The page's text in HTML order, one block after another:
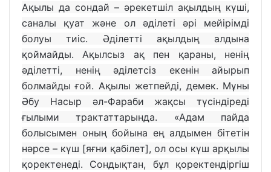
Ақылы да сондай – әрекетшіл ақылдың күші,
саналы қуат және ол әділеті әрі мейірімді
болуы тиіс. Әділетті ақылдың алдына
қоймайды. Ақылсыз ақ пен қараны, ненің
әділетті, ненің әділетсіз екенін айырып
болмайды ғой. Ақылы жетпейді, демек. Мұны
Әбу Насыр әл-Фараби жақсы түсіндіреді
ғылыми трактаттарында. «Адам пайда
болысымен оның бойына ең алдымен бітетін
нәрсе – күш [яғни қабілет], ол осы күш арқылы
қоректенеді. Сондықтан, бұл қоректендіргіш